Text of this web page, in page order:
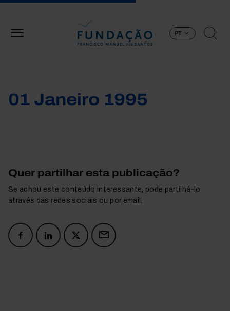
PT
01 Janeiro 1995
Quer partilhar esta publicação?
Se achou este conteúdo interessante, pode partilhá-lo
através das redes sociais ou por email.